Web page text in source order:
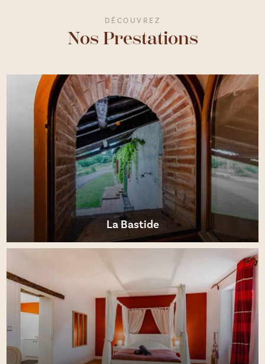
DÉCOUVREZ
Nos Prestations
La Bastide
EN SAVOIR PLUS